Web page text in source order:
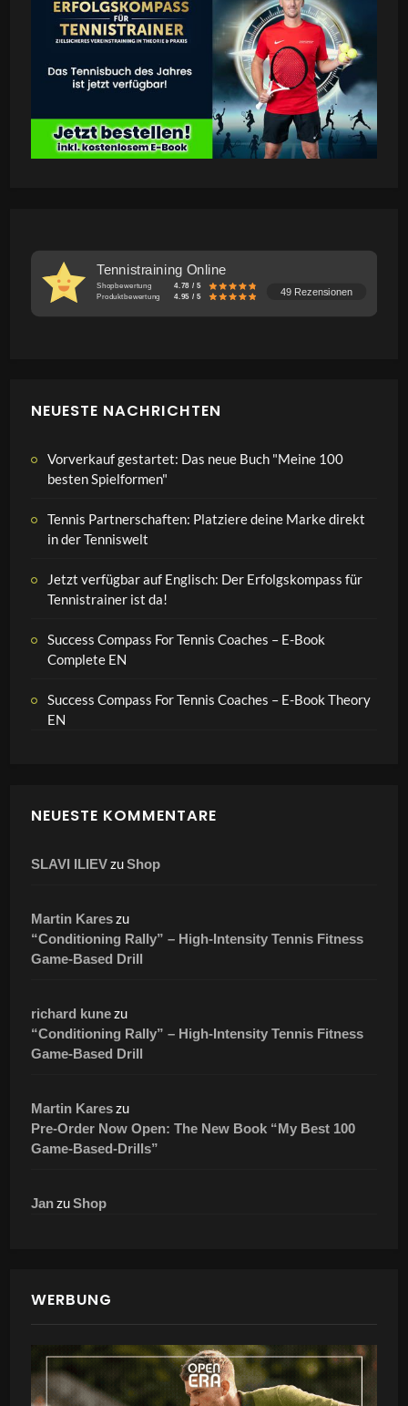
Tennistraining Online
Shopbewertung
4.78 / 5
Produktbewertung
4.95 / 5 49 Rezensionen
NEUESTE NACHRICHTEN
Vorverkauf gestartet: Das neue Buch "Meine 100
besten Spielformen"
Tennis Partnerschaften: Platziere deine Marke direkt
in der Tenniswelt
Jetzt verfügbar auf Englisch: Der Erfolgskompass für
Tennistrainer ist da!
Success Compass For Tennis Coaches – E-Book
Complete EN
Success Compass For Tennis Coaches – E-Book Theory
EN
NEUESTE KOMMENTARE
SLAVI ILIEVzuShop
Martin Kareszu
“Conditioning Rally” – High-Intensity Tennis Fitness
Game-Based Drill
richard kunezu
“Conditioning Rally” – High-Intensity Tennis Fitness
Game-Based Drill
Martin Kareszu
Pre-Order Now Open: The New Book “My Best 100
Game-Based-Drills”
JanzuShop
WERBUNG